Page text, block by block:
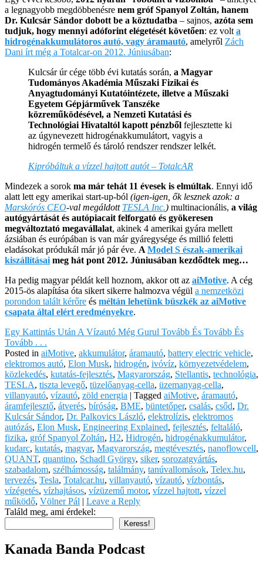
a legnagyobb megdöbbenésre nem gróf Spanyol Zoltán, hanem
Dr. Kulcsár Sándor dobott be a köztudatba – sajnos, azóta sem
tudjuk, hogy mennyi adóforint elégetését követően: ez volt a
hidrogénakkumulátoros autó, vagy áramautó, amelyről Zách
Dani írt még a Totalcar-on 2012. Júniusában:
Kulcsár úr cége több évi kutatás során, a Magyar
Tudományos Akadémia Műszaki Fizikai és
Anyagtudományi Kutatóintézete, illetve a Műszaki
Egyetem Gépjárművek Tanszéke
közreműködésével, a Nemzeti Kutatási és
Technológiai Hivataltól kapott pénzből fejlesztette ki
az úgynevezett hidrogénakkumulátort, vagyis a
hidrogén termelő és tároló rendszer rendszer lelkét.
Kipróbáltuk a vízzel hajtott autót – TotalcAR
Mindezek a sorok ma már tehát 11 évesek is elmúltak. Ennyi idő
alatt lett egy amerikai start-up-ból (igen-igen, ők lesznek azok: a
Marskórós CEO-val megáldott TESLA Inc.) multinacionális, a világ
autógyártását és autópiacait felforgató és gyökeresen
megváltoztató megavállalat, akinek 4 amerikai gyára mellett
ázsiában és európában is van már gyáregysége és millió feletti
eladásokat pródukál már jó pár éve. A Model S észak-amerikai
kiszállításai meg hát pont 2012. Júniusában kezdődtek meg…
Ha pedig magyar példát kell hoznom, akkor ott az aiMotive. A cég
2015-ös alapítása óta sikert sikerre halmozva végül a nemzetközi
porondon talált kérőre és méltán lehetünk büszkék az aiMotive
csapata által elért eredményekre.
Egy Kattintás Után A Vízautó Még Gurul Tovább És Tovább És
Tovább . . .
Posted in aiMotive, akkumulátor, áramautó, battery electric vehicle,
elektromos autó, Elon Musk, hidrogén, ivóvíz, környezetvédelem,
közlekedés, kutatás-fejlesztés, Magyarország, Stellantis, technológia,
TESLA, tiszta levegő, tüzelőanyag-cella, üzemanyag-cella,
villanyautó, vízautó, zöld energia | Tagged aiMotive, áramautó,
áramfejlesztő, átverés, bíróság, BME, büntetőper, csalás, csőd, Dr.
Kulcsár Sándor, Dr. Palkovics László, elektrolízis, elektromos
autózás, Elon Musk, Engineering Explained, fejlesztés, feltaláló,
fizika, gróf Spanyol Zoltán, H2, Hidrogén, hidrogénakkumulátor,
kudarc, kutatás, magyar, Magyarország, megtévesztés, nanoflowcell,
QUANT, quantino, Schadl György, siker, sorozatgyártás,
szabadalom, szélhámosság, találmány, tanúvallomások, Telex.hu,
tervezés, Tesla, Totalcar.hu, villanyautó, vízautó, vízbontás,
vízégetés, vízhajtásos, vízüzemű motor, vízzel hajtott, vízzel
működő, Völner Pál | Leave a Reply
Találd meg, ami érdekel:
Keress!
Kanada Banda Podcast